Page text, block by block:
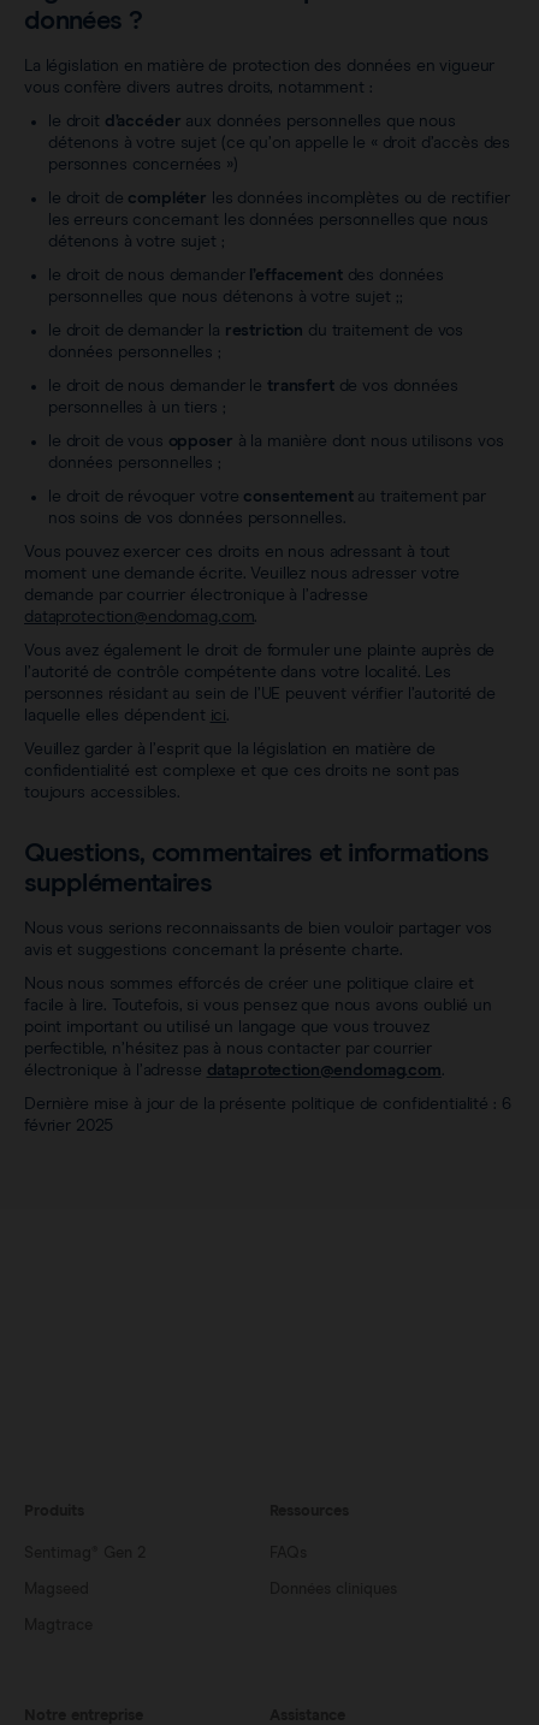
données ?
La législation en matière de protection des données en vigueur
vous confère divers autres droits, notamment :
le droit d’accéder aux données personnelles que nous
détenons à votre sujet (ce qu’on appelle le « droit d’accès des
personnes concernées »)
le droit de compléter les données incomplètes ou de rectifier
les erreurs concernant les données personnelles que nous
détenons à votre sujet ;
le droit de nous demander l’effacementdes données
personnelles que nous détenons à votre sujet ;;
le droit de demander la restriction du traitement de vos
données personnelles ;
le droit de nous demander le transfertde vos données
personnelles à un tiers ;
le droit de vous opposer à la manière dont nous utilisons vos
données personnelles ;
le droit de révoquer votre consentementau traitement par
nos soins de vos données personnelles.
Vous pouvez exercer ces droits en nous adressant à tout
moment une demande écrite. Veuillez nous adresser votre
demande par courrier électronique à l’adresse
dataprotection@endomag.com.
Vous avez également le droit de formuler une plainte auprès de
l’autorité de contrôle compétente dans votre localité. Les
personnes résidant au sein de l’UE peuvent vérifier l’autorité de
laquelle elles dépendent ici.
Veuillez garder à l’esprit que la législation en matière de
confidentialité est complexe et que ces droits ne sont pas
toujours accessibles.
Questions, commentaires et informations
supplémentaires
Nous vous serions reconnaissants de bien vouloir partager vos
avis et suggestions concernant la présente charte.
Nous nous sommes efforcés de créer une politique claire et
facile à lire. Toutefois, si vous pensez que nous avons oublié un
point important ou utilisé un langage que vous trouvez
perfectible, n’hésitez pas à nous contacter par courrier
électronique à l’adresse dataprotection@endomag.com.
Dernière mise à jour de la présente politique de confidentialité : 6
février 2025